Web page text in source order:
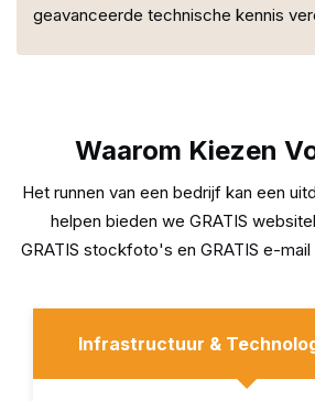
geavanceerde technische kennis
Waarom Kiezen
Het runnen van een bedrijf kan een
helpen bieden we GRATIS
GRATIS stockfoto's en GRATIS e-
Infrastructuur &